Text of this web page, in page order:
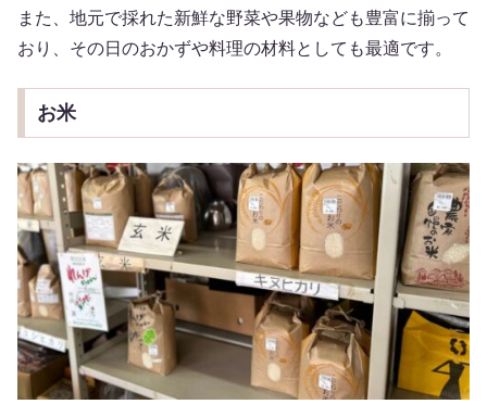
また、地元で採れた新鮮な野菜や果物なども豊富に揃って
おり、その日のおかずや料理の材料としても最適です。
お米